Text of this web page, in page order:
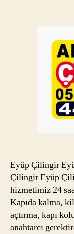
Eyüp Çilingir
Çilingir Eyüp
hizmetimiz 24
Kapıda kalma,
açtırma, kapı
anahtarcı